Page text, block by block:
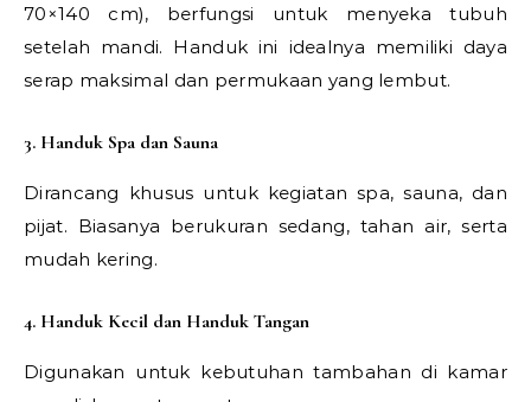
70×140 cm), berfungsi untuk menyeka tubuh
setelah mandi. Handuk ini idealnya memiliki daya
serap maksimal dan permukaan yang lembut.
3. Handuk Spa dan Sauna
Dirancang khusus untuk kegiatan spa, sauna, dan
pijat. Biasanya berukuran sedang, tahan air, serta
mudah kering.
4. Handuk Kecil dan Handuk Tangan
Digunakan untuk kebutuhan tambahan di kamar